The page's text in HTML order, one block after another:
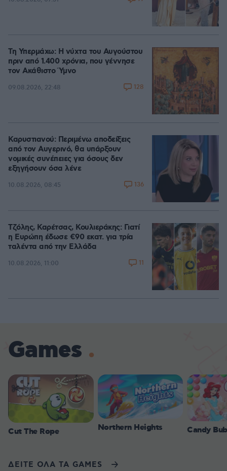
Τη Υπερμάχω: Η νύχτα του Αυγούστου
πριν από 1.400 χρόνια, που γέννησε
τον Ακάθιστο Ύμνο
09.08.2026, 22:48 128
Καρυστιανού: Περιμένω αποδείξεις
από τον Αυγερινό, θα υπάρξουν
νομικές συνέπειες για όσους δεν
εξηγήσουν όσα λένε
10.08.2026, 08:45 136
Τζόλης, Καρέτσας, Κουλιεράκης: Γιατί
η Ευρώπη έδωσε €90 εκατ. για τρία
ταλέντα από την Ελλάδα
10.08.2026, 11:00 11
Games
Cut The Rope Northern Heights Candy
ΔΕΙΤΕ ΟΛΑ ΤΑ GAMES